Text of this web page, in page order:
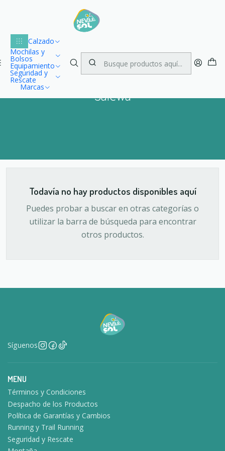
Calzado
Mochilas y
Bolsos
Equipamiento
Seguridad y
Rescate
Marcas
Envío gratuito dentro de Chile para compras desde $100.000
Salewa
Todavía no hay productos disponibles aquí
Puedes probar a buscar en otras categorías o
utilizar la barra de búsqueda para encontrar
otros productos.
Síguenos
MENU
Términos y Condiciones
Despacho de los Productos
Política de Garantías y Cambios
Running y Trail Running
Seguridad y Rescate